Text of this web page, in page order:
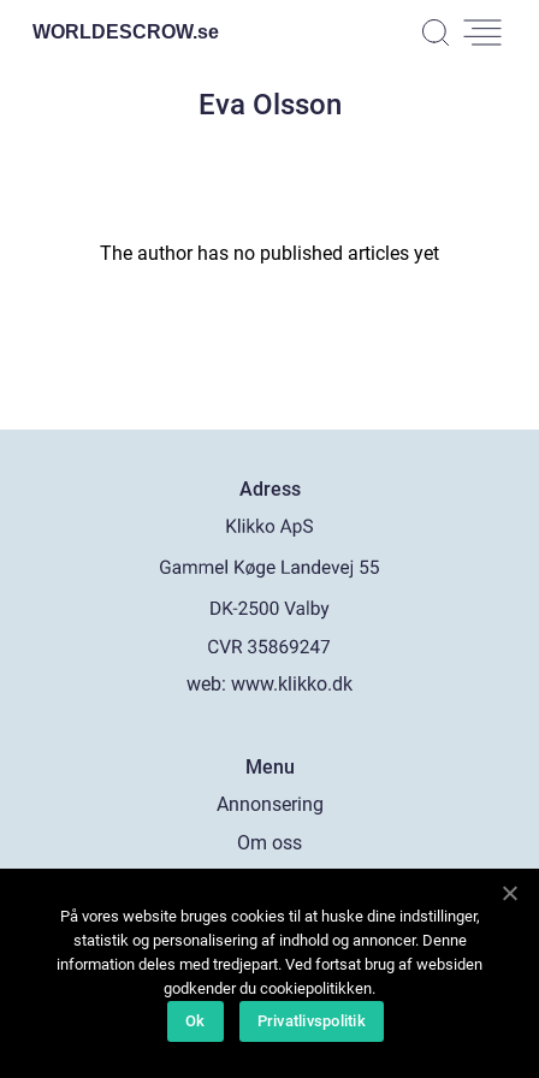
WORLDESCROW.se
Eva Olsson
The author has no published articles yet
Adress
web: www.klikko.dk
Menu
Annonsering
Om oss
Kontakta oss
Sitemap
På vores website bruges cookies til at huske dine indstillinger,
statistik og personalisering af indhold og annoncer. Denne
information deles med tredjepart. Ved fortsat brug af websiden
godkender du cookiepolitikken.
Ok
Privatlivspolitik